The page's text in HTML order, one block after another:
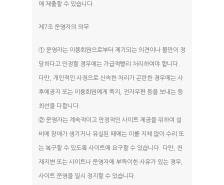
에 제출할 수 있습니다.
제7조 운영자의 의무
① 운영자는 이용회원으로부터 제기되는 의견이나 불만이 정
당하다고 인정할 경우에는 가급적빨리 처리하여야 합니다.
다만, 개인적인 사정으로 신속한 처리가 곤란한 경우에는 사
후에공지 또는 이용회원에게 쪽지, 전자우편 등을 보내는 등
최선을 다합니다.
② 운영자는 계속적이고 안정적인 사이트 제공을 위하여 설
비에 장애가 생기거나 유실된 때에는 이를 지체 없이 수리 또
는 복구할 수 있도록 사이트에 요구할 수 있습니다. 다만, 천
재지변 또는 사이트나 운영자에 부득이한 사유가 있는 경우,
사이트 운영을 일시 정지할 수 있습니다.